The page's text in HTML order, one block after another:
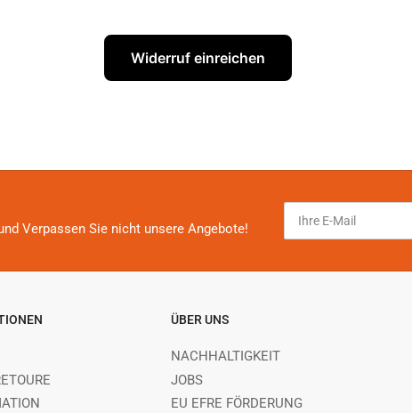
Widerruf einreichen
Verpassen Sie nicht unsere Angebote!
Ihre
Mail
ÜBER UNS
NACHHALTIGKEIT
JOBS
EU EFRE FÖRDERUNG